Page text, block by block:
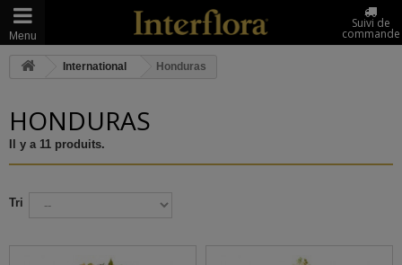
Menu
Suivi de
commande
International Honduras
HONDURAS
Il y a 11 produits.
Tri